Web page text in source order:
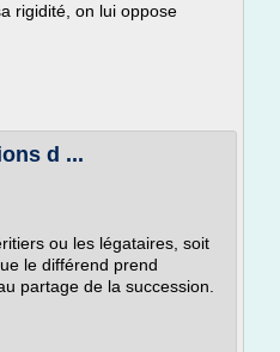
rigidité, on lui oppose
d ...
ou les légataires, soit
le différend prend
partage de la succession.